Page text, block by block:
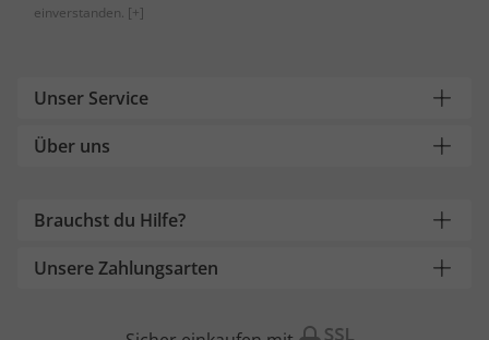
einverstanden. [+]
Unser Service
Über uns
Brauchst du Hilfe?
Unsere Zahlungsarten